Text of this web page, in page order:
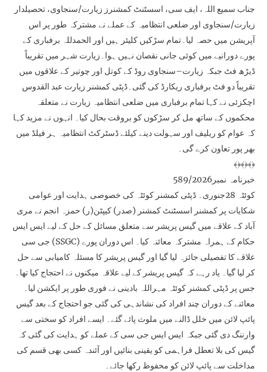
جناب سمیع اللہ، ایف سی، اسسٹنٹ کمشنرز زیارت/سنجاوی، تحصیلدار
زیارت/سنجاوی اور ضلعی انتظامیہ کے عملے نے مشترکہ طور پر اس
آپریشن میں حصہ لیا۔تمام سڑکیں کلیئر ہیں اور الحمدللہ برفباری کے
پورے دورانیے میں کوئی جانی نقصان نہیں ہوا۔زیارت شہر میں تقریباً
ڈیڑھ فٹ جبکہ زیارت–سنجاوی روڈ کے کوتل اور چوتیر کے علاقوں میں
تقریباً دو فٹ برفباری ریکارڈ کی گئی۔ڈپٹی کمشنر زیارت عبد القدوس
اچکزئی نے کہا تمام برفباری میں ضلعی انتظامیہ زیارت نے متعلقہ
محکموں کے ساتھ مل کر سڑکوں کو بروقت بحال کیا۔ انہوں نے مزید کہا
کہ عوام کو ریلیف اور سہولت دینے کیلئے ڈسٹرکٹ انتظامیہ ہر فیلڈ میں
بھر پور تعاون کرے گی۔
﴾﴿﴾﴿﴾﴿
خبرنامہ نمبر589/2026
کوئٹہ 28جنوری۔ ڈپٹی کمشنر کوئٹہ کی خصوصی ہدایت اور عوامی
شکایات پر کمشنر اسسٹنٹ کمشنر (صدر) کیپٹن(ر) حمزہ انجم نے مری
آباد کے علاقے میں گیس پریشر سے متعلق مسائل کے حل کے لیے ایس ایس
جی سی (SSGC) حکام کے ہمراہ مشترکہ معائنہ کیا۔ اس دوران پورے
علاقے کا تفصیلی جائزہ لیا گیا اور گیس پریشر کا مسئلہ کامیابی سے حل
کر لیا گیا۔ یاد رہے کہ گیس پریشر کے لیے علاقہ میکنوں نے احتجاج کیا تھا۔
جس پر ڈپٹی کمشنر کوئٹہ مہراللہ بادینی نے فوری طور پر ایکشن لیا۔
معائنے کے دوران چند افراد کی نشاندہی کی گئی جو احتجاج کے بعد گیس
پائپ لائن میں خلل ڈالنے میں ملوث پائے گئے۔ ایسے افراد کو سختی سے
وارننگ دی گئی جبکہ ایس ایس جی سی کے عملے کو ہدایت کی گئی کہ
گیس کی بلا تعطل فراہمی کو یقینی بنائیں اور آئندہ کسی بھی قسم کی
مداخلت سے پائپ لائن کو محفوظ رکھا جائے۔